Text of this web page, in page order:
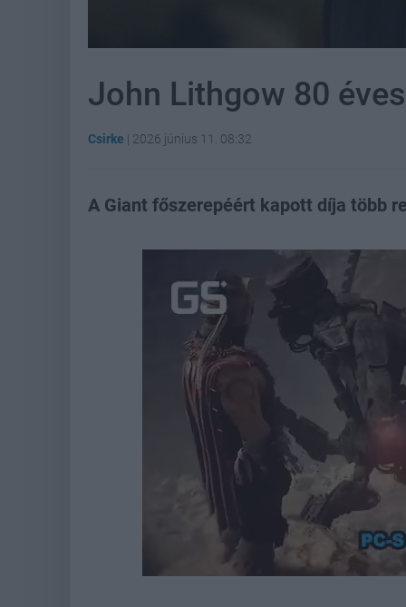
John Lithgow 80
Csirke | 2026 június 11. 08:32
A Giant főszerepéért kapott díja több
44.57%